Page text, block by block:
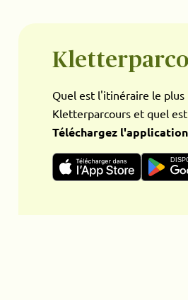
Quel est l'itinéraire le
Kletterparcours et quel
Téléchargez